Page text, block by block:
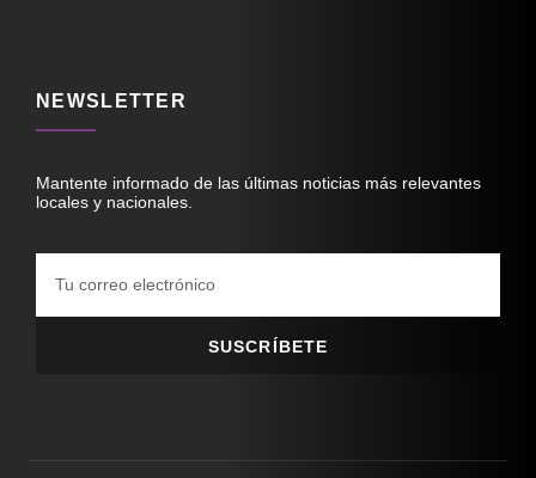
NEWSLETTER
Mantente informado de las últimas noticias más relevantes
locales y nacionales.
SUSCRÍBETE